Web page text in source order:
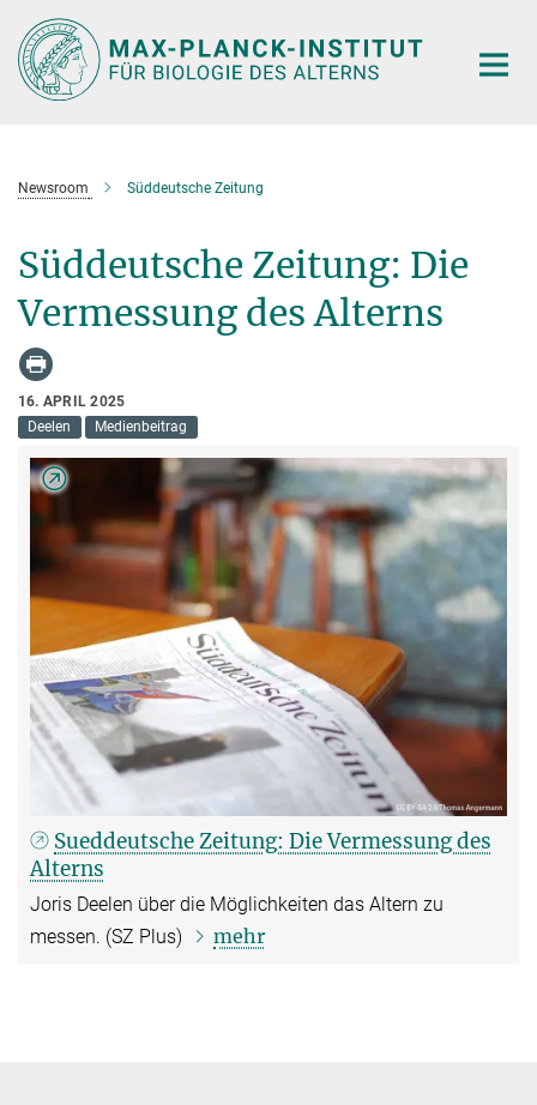
Hauptinhalt
Newsroom Süddeutsche Zeitung
Süddeutsche Zeitung: Die
Vermessung des Alterns
16. APRIL 2025
Deelen
Medienbeitrag
Sueddeutsche Zeitung: Die Vermessung des
Alterns
Joris Deelen über die Möglichkeiten das Altern zu
messen. (SZ Plus)
mehr